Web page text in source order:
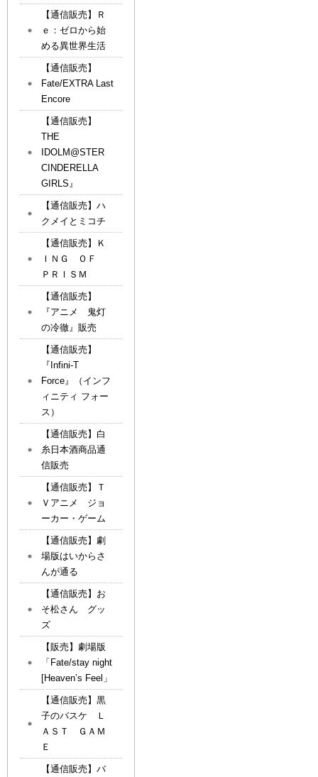
【通信販売】Ｒ
ｅ：ゼロから始
める異世界生活
【通信販売】
Fate/EXTRA Last
Encore
【通信販売】
THE
IDOLM@STER
CINDERELLA
GIRLS』
【通信販売】ハ
クメイとミコチ
【通信販売】Ｋ
ＩＮＧ ＯＦ
ＰＲＩＳＭ
【通信販売】
『アニメ 鬼灯
の冷徹』販売
【通信販売】
『Infini-T
Force』（インフ
ィニティ フォー
ス）
【通信販売】白
糸日本酒商品通
信販売
【通信販売】Ｔ
Ｖアニメ ジョ
ーカー・ゲーム
【通信販売】劇
場版はいからさ
んが通る
【通信販売】お
そ松さん グッ
ズ
【販売】劇場版
「Fate/stay night
[Heaven’s Feel」
【通信販売】黒
子のバスケ Ｌ
ＡＳＴ ＧＡＭ
Ｅ
【通信販売】バ